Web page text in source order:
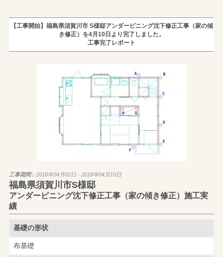
【工事開始】福島県須賀川市 S様邸アンダーピニング沈下修正工事（家の傾
き修正）を4月10日より完了しました。
工事完了レポート
工事期間 : 2018年04月02日 - 2018年04月10日
福島県須賀川市S様邸
アンダーピニング沈下修正工事（家の傾き修正）施工実
績
基礎の形状
布基礎